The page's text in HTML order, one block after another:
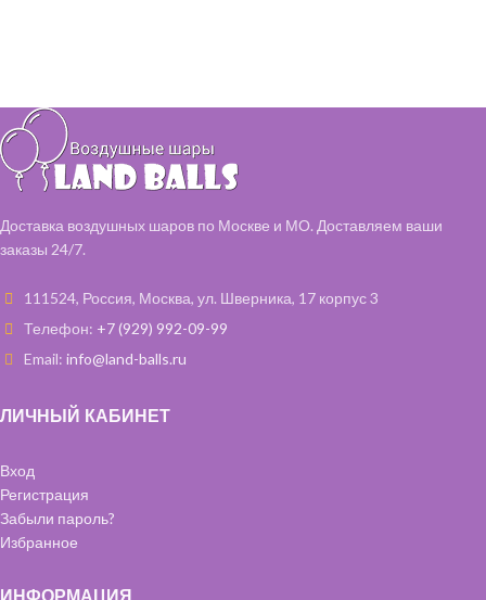
Доставка воздушных шаров по Москве и МО. Доставляем ваши
заказы 24/7.
111524, Россия, Москва, ул. Шверника, 17 корпус 3
Телефон: +7 (929) 992-09-99
Email: info@land-balls.ru
ЛИЧНЫЙ КАБИНЕТ
Вход
Регистрация
Забыли пароль?
Избранное